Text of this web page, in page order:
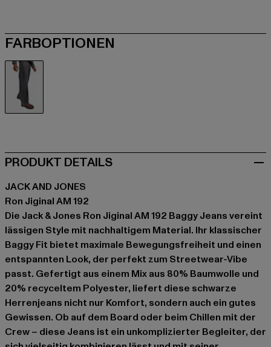
FARBOPTIONEN
PRODUKT DETAILS
JACK AND JONES
Ron Jiginal AM 192
Die Jack & Jones Ron Jiginal AM 192 Baggy Jeans vereint
lässigen Style mit nachhaltigem Material. Ihr klassischer
Baggy Fit bietet maximale Bewegungsfreiheit und einen
entspannten Look, der perfekt zum Streetwear-Vibe
passt. Gefertigt aus einem Mix aus 80% Baumwolle und
20% recyceltem Polyester, liefert diese schwarze
Herrenjeans nicht nur Komfort, sondern auch ein gutes
Gewissen. Ob auf dem Board oder beim Chillen mit der
Crew – diese Jeans ist ein unkomplizierter Begleiter, der